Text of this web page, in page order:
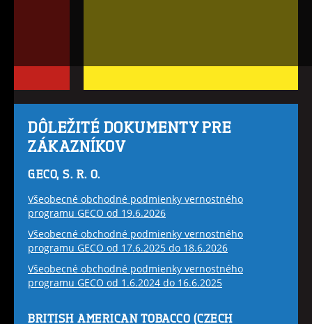
DÔLEŽITÉ DOKUMENTY PRE
ZÁKAZNÍKOV
GECO, S. R. O.
Všeobecné obchodné podmienky vernostného
programu GECO od 19.6.2026
Všeobecné obchodné podmienky vernostného
programu GECO od 17.6.2025 do 18.6.2026
Všeobecné obchodné podmienky vernostného
programu GECO od 1.6.2024 do 16.6.2025
BRITISH AMERICAN TOBACCO (CZECH